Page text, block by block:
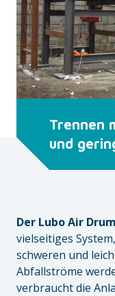
Trennen
und
Der Lubo Air
vielseitiges
schweren und
Abfallströme
verbraucht die